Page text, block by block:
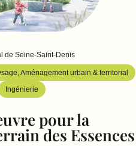
de Seine-Saint-Denis
Aménagement urbain & territorial
Ingénierie
pour la
des Essences